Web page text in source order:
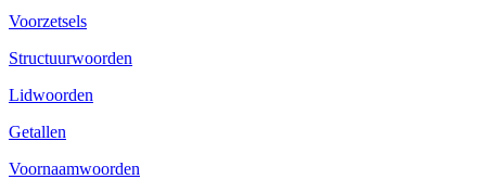
Voorzetsels
Structuurwoorden
Lidwoorden
Getallen
Voornaamwoorden